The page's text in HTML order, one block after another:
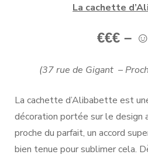
La cachette
€€€ – ☺
(37 rue de Gigant –
La cachette d’Alibabette est
décoration portée sur le design
proche du parfait, un accord
bien tenue pour sublimer cela.